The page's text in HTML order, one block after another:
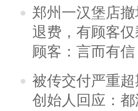
郑州一汉堡店
退费，有顾客
顾客：言而有
被传交付严重
创始人回应：